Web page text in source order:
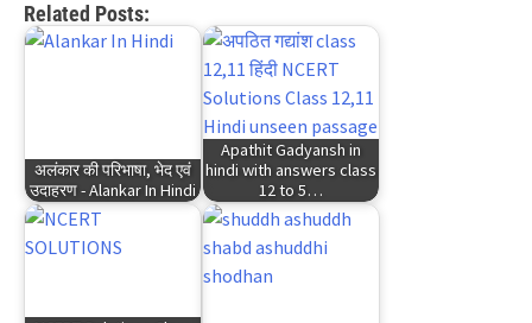
Related Posts:
अलंकार की परिभाषा, भेद एवं
उदाहरण - Alankar In Hindi
Apathit Gadyansh in
hindi with answers class
12 to 5…